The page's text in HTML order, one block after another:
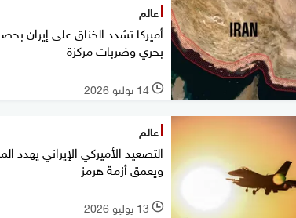
عالم
أميركا تشدد الخناق على إيران
بحري وضربات مركزة
l 14 يوليو 2026
عالم
التصعيد الأميركي الإيراني يهدد
ويعمق أزمة هرمز
l 13 يوليو 2026